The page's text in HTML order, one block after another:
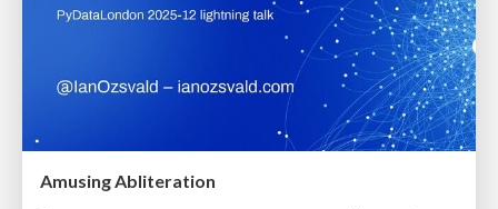
Amusing Abliteration